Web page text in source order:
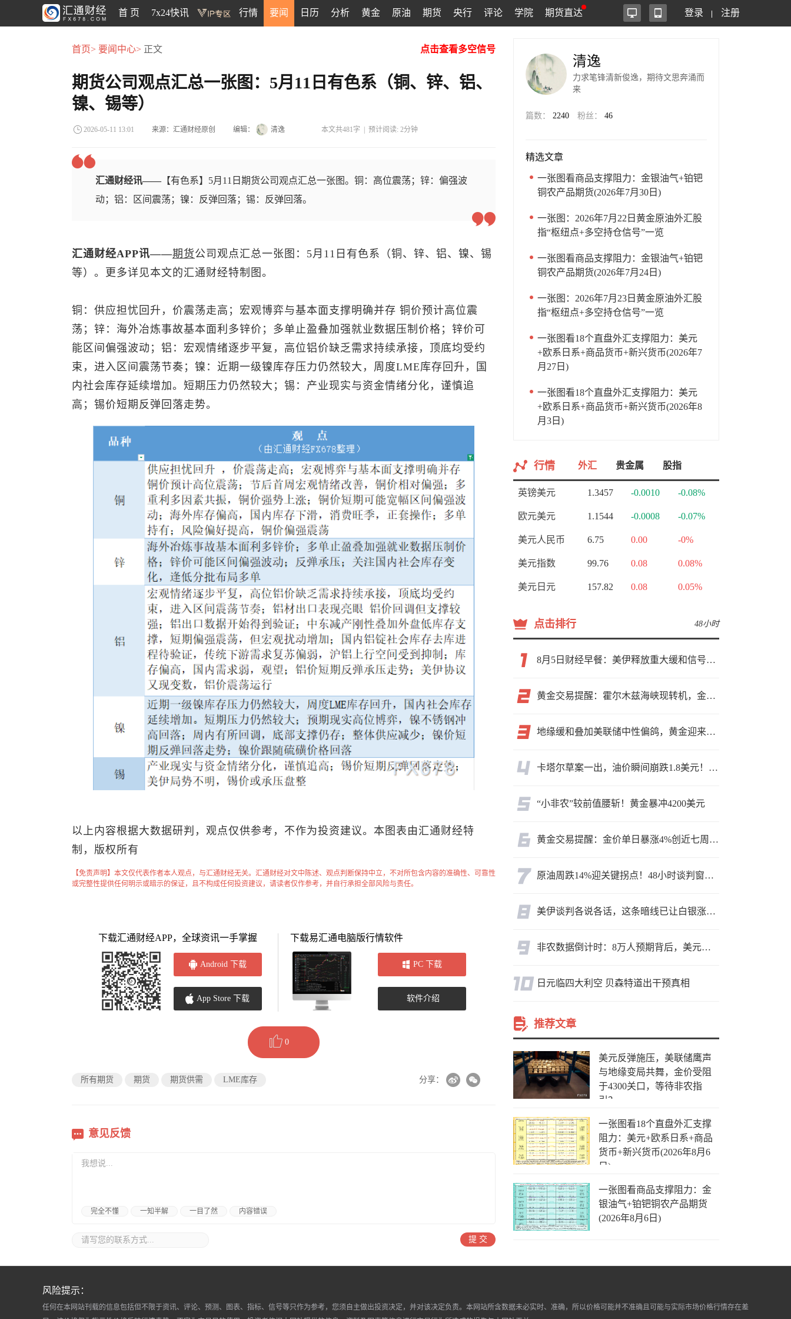
首 页 7x24快讯 行情 要闻 日历 分析 黄金 原油 期货 央行 评论 学院 期货直达 登录 注册
首页> 要闻中心> 正文 点击查看多空信号
期货公司观点汇总一张图：5月11日有色系（铜、锌、铝、
镍、锡等）
2026-05-11 13:01 来源：汇通财经原创 编辑： 清逸 本文共481字 | 预计阅读: 2分钟
汇通财经讯—— 【有色系】5月11日期货公司观点汇总一张图。铜：高位震荡；锌：偏强波
动；铝：区间震荡；镍：反弹回落；锡：反弹回落。
汇通财经APP讯——期货公司观点汇总一张图：5月11日有色系（铜、锌、铝、镍、锡
等）。更多详见本文的汇通财经特制图。
铜：供应担忧回升，价震荡走高；宏观博弈与基本面支撑明确并存 铜价预计高位震
荡；锌：海外冶炼事故基本面利多锌价；多单止盈叠加强就业数据压制价格；锌价可
能区间偏强波动；铝：宏观情绪逐步平复，高位铝价缺乏需求持续承接，顶底均受约
束，进入区间震荡节奏；镍：近期一级镍库存压力仍然较大，周度LME库存回升，国
内社会库存延续增加。短期压力仍然较大；锡：产业现实与资金情绪分化，谨慎追
高；锡价短期反弹回落走势。
以上内容根据大数据研判，观点仅供参考，不作为投资建议。本图表由汇通财经特
制，版权所有
【免责声明】本文仅代表作者本人观点，与汇通财经无关。汇通财经对文中陈述、观点判断保持中立，不对所包含内容的准确性、可靠性
或完整性提供任何明示或暗示的保证，且不构成任何投资建议，请读者仅作参考，并自行承担全部风险与责任。
下载汇通财经APP，全球资讯一手掌握
Android 下载
App Store 下载
下载易汇通电脑版行情软件
PC 下载
软件介绍
0
所有期货 期货 期货供需 LME库存 分享：
意见反馈
完全不懂 一知半解 一目了然 内容错误
提 交
清逸
力求笔锋清新俊逸，期待文思奔涌而
来
篇数： 2240 粉丝： 46
精选文章
一张图看商品支撑阻力：金银油气+铂钯
铜农产品期货(2026年7月30日)
一张图：2026年7月22日黄金原油外汇股
指“枢纽点+多空持仓信号”一览
一张图看商品支撑阻力：金银油气+铂钯
铜农产品期货(2026年7月24日)
一张图：2026年7月23日黄金原油外汇股
指“枢纽点+多空持仓信号”一览
一张图看18个直盘外汇支撑阻力：美元
+欧系日系+商品货币+新兴货币(2026年7
月27日)
一张图看18个直盘外汇支撑阻力：美元
+欧系日系+商品货币+新兴货币(2026年8
月3日)
行情 外汇 贵金属 股指
英镑美元 1.3457 -0.0010 -0.08%
欧元美元 1.1544 -0.0008 -0.07%
美元人民币 6.75 0.00 -0%
美元指数 99.76 0.08 0.08%
美元日元 157.82 0.08 0.05%
点击排行 48小时
8月5日财经早餐：美伊释放重大缓和信号，现货黄金高位持稳，美油重挫超6%
黄金交易提醒：霍尔木兹海峡现转机，金价小幅反弹，能否借就业数据再上新台阶？
地缘缓和叠加美联储中性偏鸽，黄金迎来上行窗口
卡塔尔草案一出，油价瞬间崩跌1.8美元！海峡真要通了？
“小非农”较前值腰斩！黄金暴冲4200美元
黄金交易提醒：金价单日暴涨4%创近七周新高，加息预期降温叠加霍尔木兹“暂停信号”，牛市重启了？
原油周跌14%迎关键拐点！48小时谈判窗口，暗藏行情变数
美伊谈判各说各话，这条暗线已让白银涨疯了
非农数据倒计时：8万人预期背后，美元方向面临重新选择
日元临四大利空 贝森特道出干预真相
推荐文章
美元反弹施压，美联储鹰声
与地缘变局共舞，金价受阻
于4300关口，等待非农指
引？
一张图看18个直盘外汇支撑
阻力：美元+欧系日系+商品
货币+新兴货币(2026年8月6
日)
一张图看商品支撑阻力：金
银油气+铂钯铜农产品期货
(2026年8月6日)
风险提示：
任何在本网站刊载的信息包括但不限于资讯、评论、预测、图表、指标、信号等只作为参考，您须自主做出投资决定，并对该决定负责。本网站所含数据未必实时、准确，所以价格可能并不准确且可能与实际市场价格行情存在差